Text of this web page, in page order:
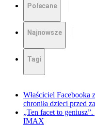
Polecane
Najnowsze
Tagi
Właściciel Facebooka
chroniła dzieci przed
„Ten facet to
IMAX